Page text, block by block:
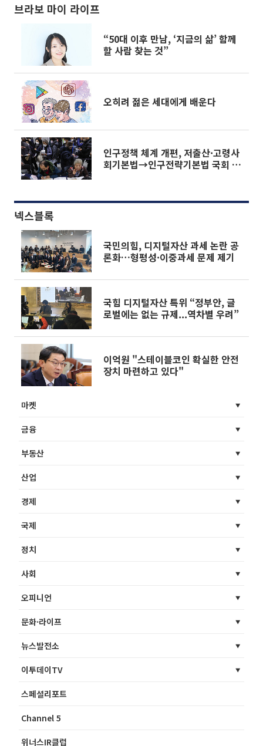
브라보 마이 라이프
“50대 이후 만남, ‘지금의 삶’ 함께
할 사람 찾는 것”
오히려 젊은 세대에게 배운다
인구정책 체계 개편, 저출산·고령사
회기본법→인구전략기본법 국회 통
넥스블록
국민의힘, 디지털자산 과세 논란 공
론화…형평성·이중과세 문제 제기
국힘 디지털자산 특위 “정부안, 글
로벌에는 없는 규제...역차별 우려”
이억원 "스테이블코인 확실한 안전
장치 마련하고 있다"
마켓
금융
부동산
산업
경제
국제
정치
사회
오피니언
문화·라이프
뉴스발전소
이투데이TV
스페셜리포트
Channel 5
위너스IR클럽